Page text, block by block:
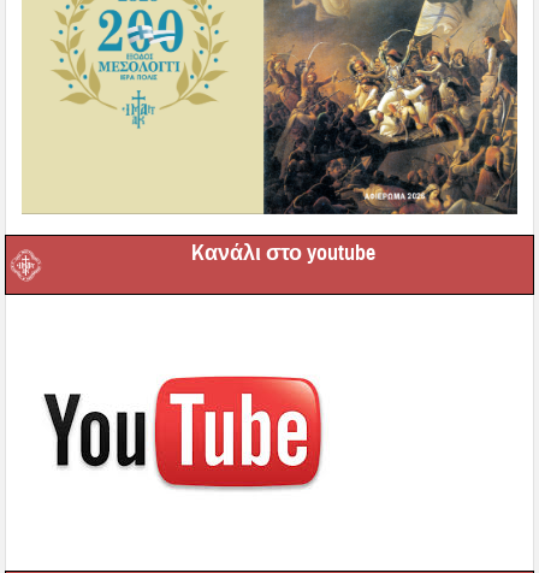
Kανάλι στο youtube